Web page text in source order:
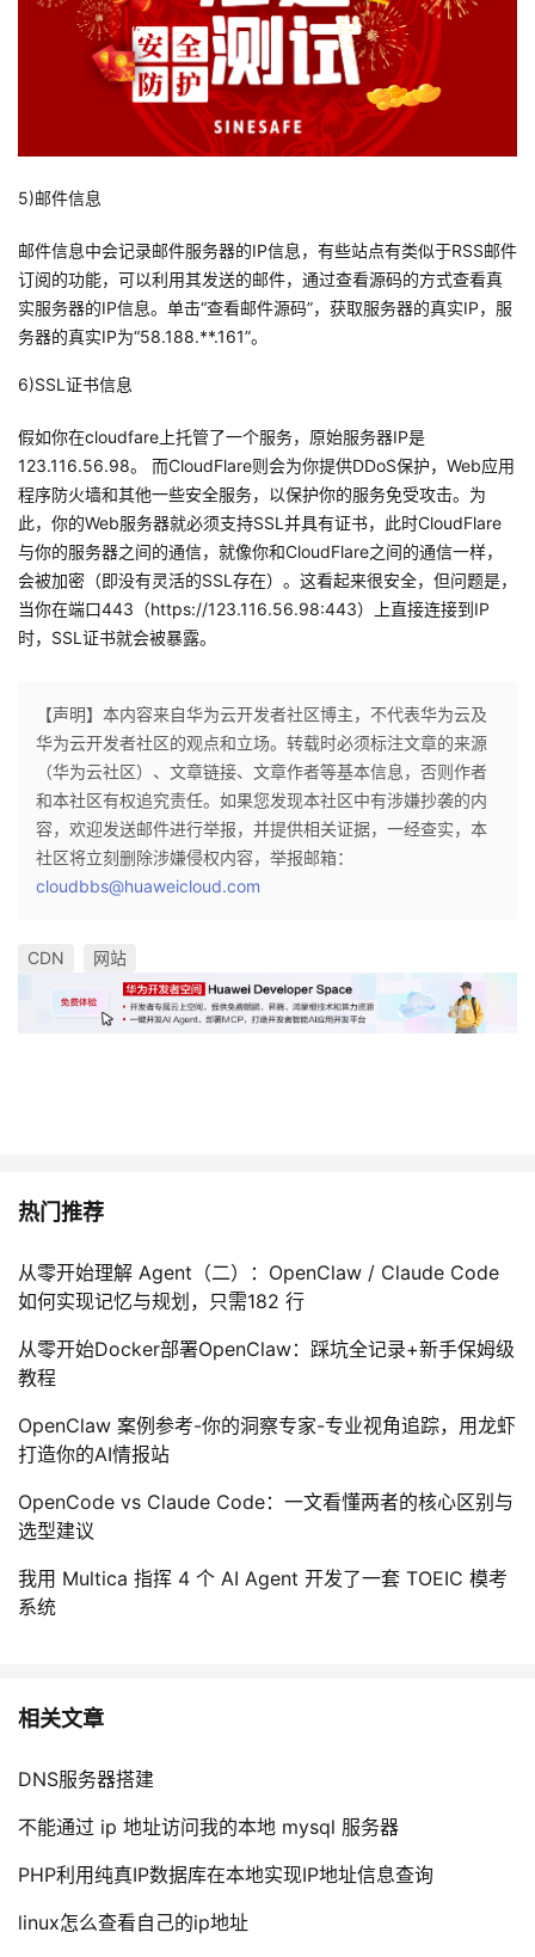
5)邮件信息
邮件信息中会记录邮件服务器的IP信息，有些站点有类似于RSS邮件
订阅的功能，可以利用其发送的邮件，通过查看源码的方式查看真
实服务器的IP信息。单击“查看邮件源码”，获取服务器的真实IP，服
务器的真实IP为“58.188.**.161”。
6)SSL证书信息
假如你在cloudfare上托管了一个服务，原始服务器IP是
123.116.56.98。 而CloudFlare则会为你提供DDoS保护，Web应用
程序防火墙和其他一些安全服务，以保护你的服务免受攻击。为
此，你的Web服务器就必须支持SSL并具有证书，此时CloudFlare
与你的服务器之间的通信，就像你和CloudFlare之间的通信一样，
会被加密（即没有灵活的SSL存在）。这看起来很安全，但问题是，
当你在端口443（https://123.116.56.98:443）上直接连接到IP
时，SSL证书就会被暴露。
【声明】本内容来自华为云开发者社区博主，不代表华为云及
华为云开发者社区的观点和立场。转载时必须标注文章的来源
（华为云社区）、文章链接、文章作者等基本信息，否则作者
和本社区有权追究责任。如果您发现本社区中有涉嫌抄袭的内
容，欢迎发送邮件进行举报，并提供相关证据，一经查实，本
社区将立刻删除涉嫌侵权内容，举报邮箱：
cloudbbs@huaweicloud.com
CDN 网站
热门推荐
从零开始理解 Agent（二）：OpenClaw / Claude Code
如何实现记忆与规划，只需182 行
从零开始Docker部署OpenClaw：踩坑全记录+新手保姆级
教程
OpenClaw 案例参考-你的洞察专家-专业视角追踪，用龙虾
打造你的AI情报站
OpenCode vs Claude Code：一文看懂两者的核心区别与
选型建议
我用 Multica 指挥 4 个 AI Agent 开发了一套 TOEIC 模考
系统
相关文章
DNS服务器搭建
不能通过 ip 地址访问我的本地 mysql 服务器
PHP利用纯真IP数据库在本地实现IP地址信息查询
linux怎么查看自己的ip地址